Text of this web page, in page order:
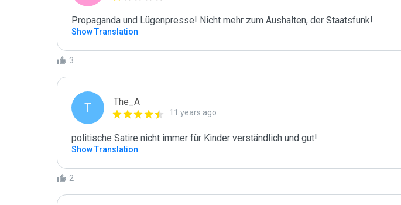
Propaganda und Lügenpresse! Nicht mehr zum Aushalten, der Staatsfunk!
Show Translation
3
T The_A
11 years ago
politische Satire nicht immer für Kinder verständlich und gut!
Show Translation
2